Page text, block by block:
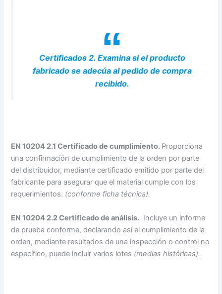
Certificados 2. Examina si el producto
fabricado se adecúa al pedido de compra
recibido.
EN 10204 2.1 Certificado de cumplimiento. Proporciona
una confirmación de cumplimiento de la orden por parte
del distribuidor, mediante certificado emitido por parte del
fabricante para asegurar que el material cumple con los
requerimientos. (conforme ficha técnica).
EN 10204 2.2 Certificado de análisis. Incluye un informe
de prueba conforme, declarando así el cumplimiento de la
orden, mediante resultados de una inspección o control no
específico, puede incluir varios lotes (medias históricas).